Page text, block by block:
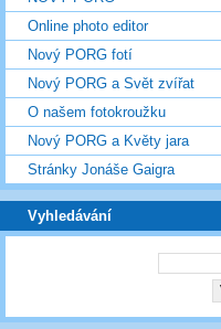
Online photo editor
Nový PORG fotí
Nový PORG a Svět zvířat
O našem fotokroužku
Nový PORG a Květy jara
Stránky Jonáše Gaigra
Vyhledávání